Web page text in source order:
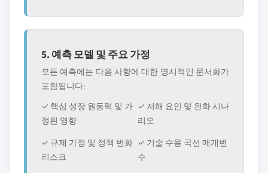
5. 예측 모델 및 주요 가정
모든 예측에는 다음 사항에 대한 명시적인 문서화가
포함됩니다:
✓ 핵심 성장 원동력 및 가
정된 영향
✓ 저해 요인 및 완화 시나
리오
✓ 규제 가정 및 정책 변화
리스크
✓ 기술 수용 곡선 매개변
수